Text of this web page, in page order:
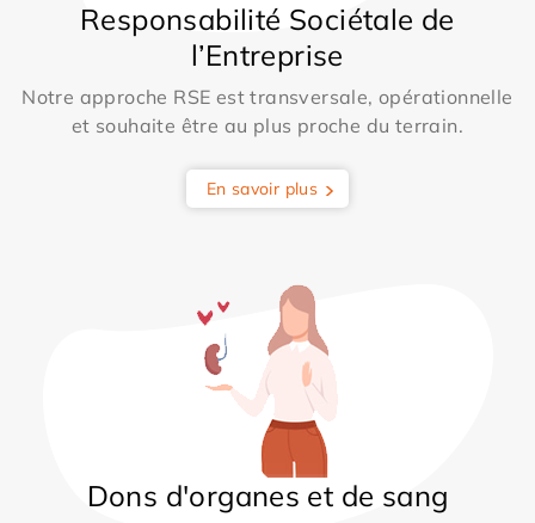
Responsabilité Sociétale de
l’Entreprise
Notre approche RSE est transversale, opérationnelle
et souhaite être au plus proche du terrain.
En savoir plus
Dons d'organes et de sang